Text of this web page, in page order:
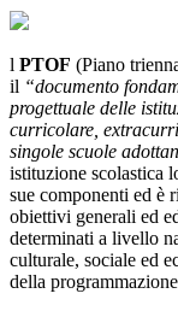
l PTOF (Piano
il “documento
progettuale delle
curricolare,
singole scuole
istituzione scolastica
sue componenti ed è
obiettivi generali ed
determinati a livello
culturale, sociale ed
della